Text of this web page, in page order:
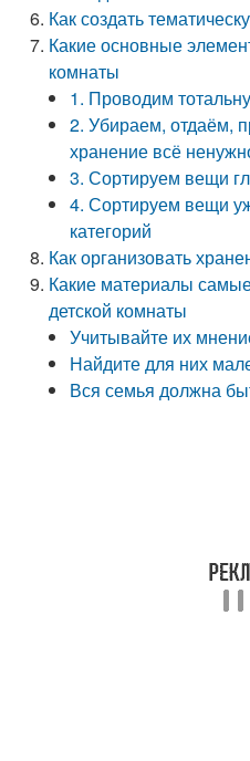
Как создать
Какие основные
комнаты
1. Проводим
2. Убираем, отдаём,
хранение всё
3. Сортируем вещи
4. Сортируем вещи
категорий
Как организовать
Какие материалы
детской комнаты
Учитывайте их
Найдите для них
Вся семья должна